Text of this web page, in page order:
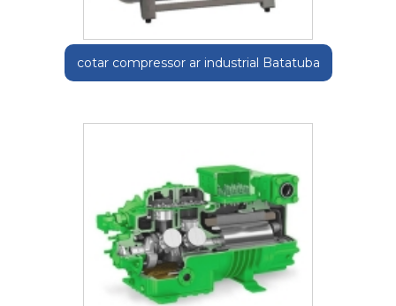
cotar compressor ar industrial Batatuba